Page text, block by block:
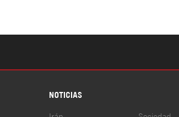
NOTICIAS
Irán Sociedad